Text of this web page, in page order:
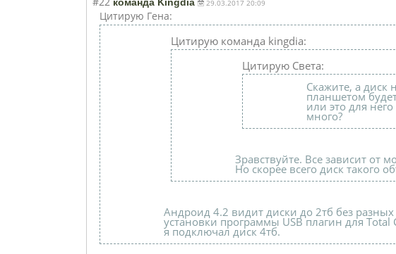
команда Kingdia 29.03.2017 20:09
Цитирую Гена:
Цитирую команда kingdia:
Цитирую Света:
Скажите, а диск
планшетом
или это для
много?
Зравствуйте. Все зависит от
Но скорее всего диск такого
Андроид 4.2 видит диски до 2тб без
установки программы USB плагин для Total
я подключал диск 4тб.